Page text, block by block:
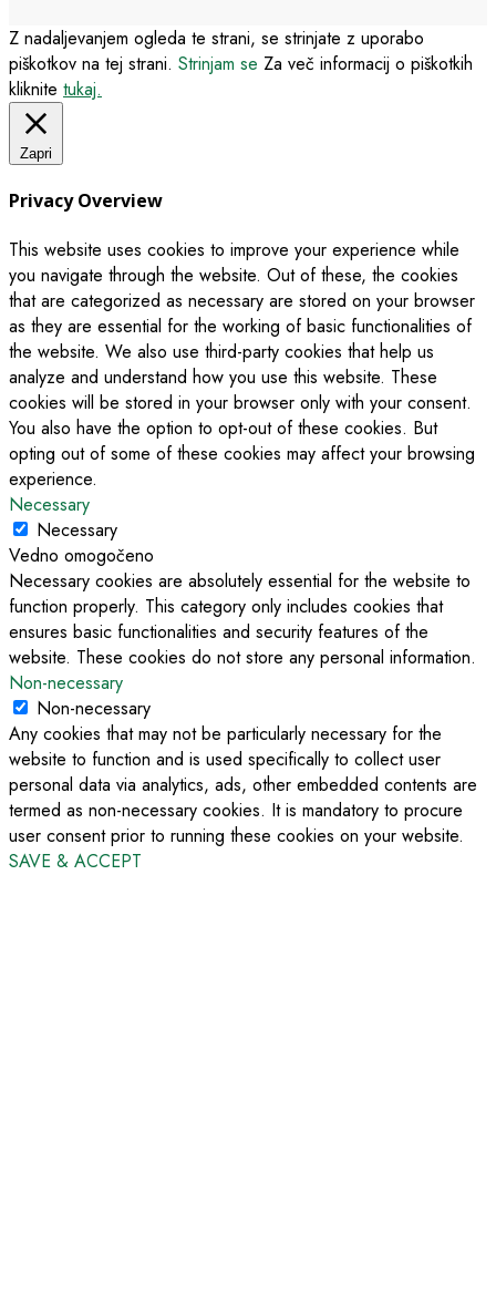
Z nadaljevanjem ogleda te strani, se strinjate z uporabo
piškotkov na tej strani. Strinjam se Za več informacij o piškotkih
kliknite tukaj.
Zapri
Privacy Overview
This website uses cookies to improve your experience while
you navigate through the website. Out of these, the cookies
that are categorized as necessary are stored on your browser
as they are essential for the working of basic functionalities of
the website. We also use third-party cookies that help us
analyze and understand how you use this website. These
cookies will be stored in your browser only with your consent.
You also have the option to opt-out of these cookies. But
opting out of some of these cookies may affect your browsing
experience.
Necessary
Necessary
Vedno omogočeno
Necessary cookies are absolutely essential for the website to
function properly. This category only includes cookies that
ensures basic functionalities and security features of the
website. These cookies do not store any personal information.
Non-necessary
Non-necessary
Any cookies that may not be particularly necessary for the
website to function and is used specifically to collect user
personal data via analytics, ads, other embedded contents are
termed as non-necessary cookies. It is mandatory to procure
user consent prior to running these cookies on your website.
SAVE & ACCEPT